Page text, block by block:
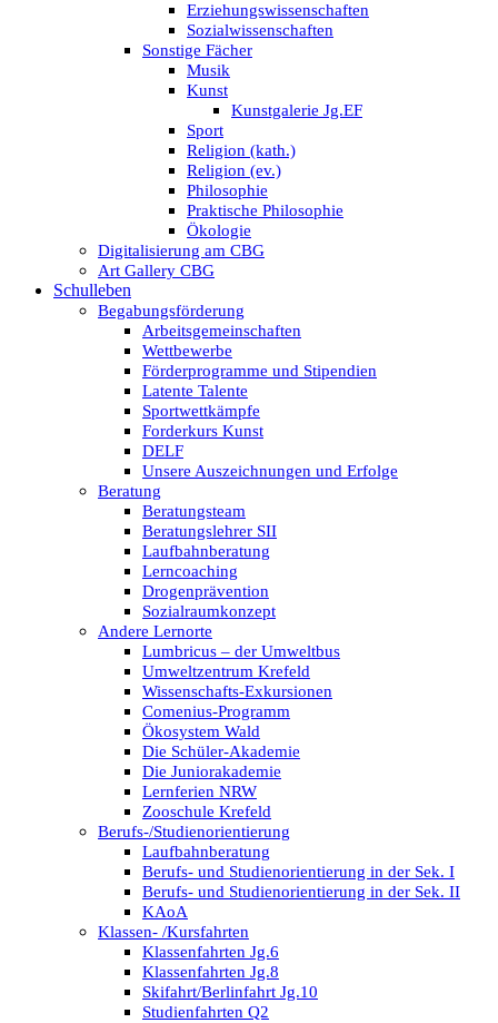
Erziehungswissenschaften
Sozialwissenschaften
Sonstige Fächer
Musik
Kunst
Kunstgalerie Jg.EF
Sport
Religion (kath.)
Religion (ev.)
Philosophie
Praktische Philosophie
Ökologie
Digitalisierung am CBG
Art Gallery CBG
Schulleben
Begabungsförderung
Arbeitsgemeinschaften
Wettbewerbe
Förderprogramme und Stipendien
Latente Talente
Sportwettkämpfe
Forderkurs Kunst
DELF
Unsere Auszeichnungen und Erfolge
Beratung
Beratungsteam
Beratungslehrer SII
Laufbahnberatung
Lerncoaching
Drogenprävention
Sozialraumkonzept
Andere Lernorte
Lumbricus – der Umweltbus
Umweltzentrum Krefeld
Wissenschafts-Exkursionen
Comenius-Programm
Ökosystem Wald
Die Schüler-Akademie
Die Juniorakademie
Lernferien NRW
Zooschule Krefeld
Berufs-/Studienorientierung
Laufbahnberatung
Berufs- und Studienorientierung in der Sek. I
Berufs- und Studienorientierung in der Sek. II
KAoA
Klassen- /Kursfahrten
Klassenfahrten Jg.6
Klassenfahrten Jg.8
Skifahrt/Berlinfahrt Jg.10
Studienfahrten Q2